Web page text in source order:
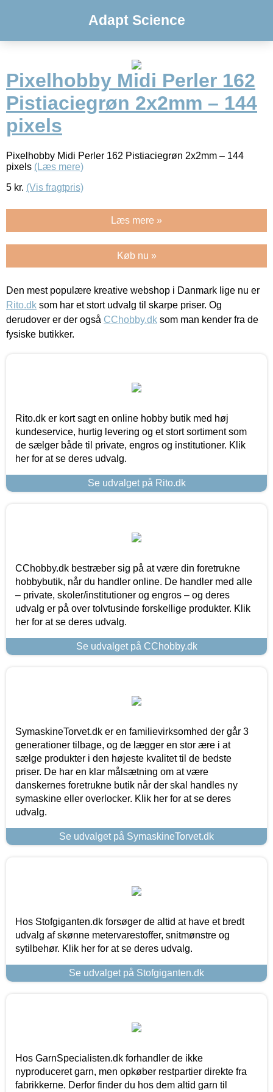
Adapt Science
Pixelhobby Midi Perler 162
Pistiaciegrøn 2x2mm – 144
pixels
Pixelhobby Midi Perler 162 Pistiaciegrøn 2x2mm – 144
pixels (Læs mere)
5 kr. (Vis fragtpris)
Læs mere »
Køb nu »
Den mest populære kreative webshop i Danmark lige nu er
Rito.dk som har et stort udvalg til skarpe priser. Og
derudover er der også CChobby.dk som man kender fra de
fysiske butikker.
Rito.dk er kort sagt en online hobby butik med høj
kundeservice, hurtig levering og et stort sortiment som
de sælger både til private, engros og institutioner. Klik
her for at se deres udvalg.
Se udvalget på Rito.dk
CChobby.dk bestræber sig på at være din foretrukne
hobbybutik, når du handler online. De handler med alle
– private, skoler/institutioner og engros – og deres
udvalg er på over tolvtusinde forskellige produkter. Klik
her for at se deres udvalg.
Se udvalget på CChobby.dk
SymaskineTorvet.dk er en familievirksomhed der går 3
generationer tilbage, og de lægger en stor ære i at
sælge produkter i den højeste kvalitet til de bedste
priser. De har en klar målsætning om at være
danskernes foretrukne butik når der skal handles ny
symaskine eller overlocker. Klik her for at se deres
udvalg.
Se udvalget på SymaskineTorvet.dk
Hos Stofgiganten.dk forsøger de altid at have et bredt
udvalg af skønne metervarestoffer, snitmønstre og
sytilbehør. Klik her for at se deres udvalg.
Se udvalget på Stofgiganten.dk
Hos GarnSpecialisten.dk forhandler de ikke
nyproduceret garn, men opkøber restpartier direkte fra
fabrikkerne. Derfor finder du hos dem altid garn til